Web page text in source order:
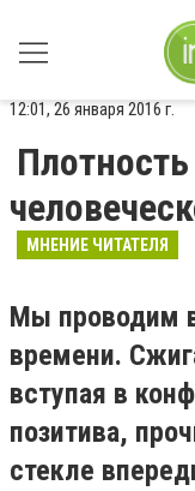
12:01, 26 января 2016 г.
МНЕНИЕ ЧИТАТЕЛЯ
Мы проводим
времени.
вступая в
позитива,
стекле